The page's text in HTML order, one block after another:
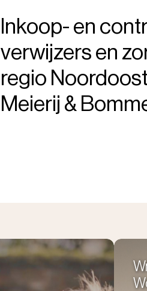
Inkoop- en
verwijzers en
regio
Meierij &